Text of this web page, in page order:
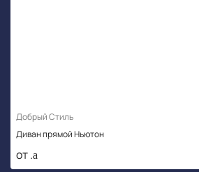
Добрый Стиль
Диван прямой Ньютон
от .